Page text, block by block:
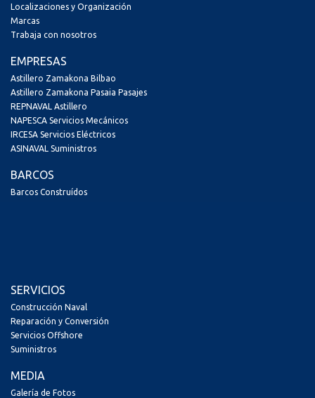
Localizaciones y Organización
Marcas
Trabaja con nosotros
EMPRESAS
Astillero Zamakona Bilbao
Astillero Zamakona Pasaia Pasajes
REPNAVAL Astillero
NAPESCA Servicios Mecánicos
IRCESA Servicios Eléctricos
ASINAVAL Suministros
BARCOS
Barcos Construídos
SERVICIOS
Construcción Naval
Reparación y Conversión
Servicios Offshore
Suministros
MEDIA
Galería de Fotos